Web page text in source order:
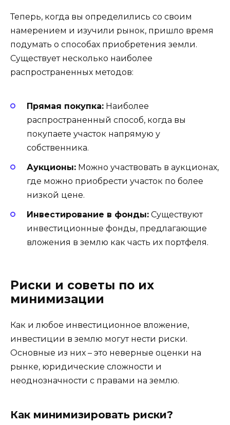
Теперь, когда вы определились со своим
намерением и изучили рынок, пришло время
подумать о способах приобретения земли.
Существует несколько наиболее
распространенных методов:
Прямая покупка: Наиболее
распространенный способ, когда вы
покупаете участок напрямую у
собственника.
Аукционы: Можно участвовать в аукционах,
где можно приобрести участок по более
низкой цене.
Инвестирование в фонды: Существуют
инвестиционные фонды, предлагающие
вложения в землю как часть их портфеля.
Риски и советы по их
минимизации
Как и любое инвестиционное вложение,
инвестиции в землю могут нести риски.
Основные из них – это неверные оценки на
рынке, юридические сложности и
неоднозначности с правами на землю.
Как минимизировать риски?